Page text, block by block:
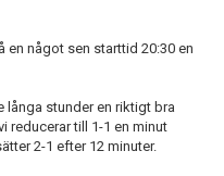
något sen starttid 20:30 en
långa stunder en riktigt bra
reducerar till 1-1 en minut
2-1 efter 12 minuter.